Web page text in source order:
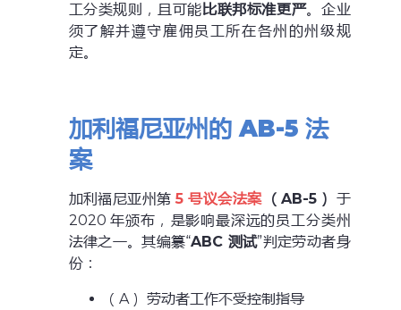
工分类规则，且可能比联邦标准更严。企业
须了解并遵守雇佣员工所在各州的州级规
定。
加利福尼亚州的 AB-5 法
案
加利福尼亚州第 5号议会法案 （AB-5 ） 于
2020 年颁布，是影响最深远的员工分类州
法律之一。其编纂“ABC 测试”判定劳动者身
份：
（A） 劳动者工作不受控制指导